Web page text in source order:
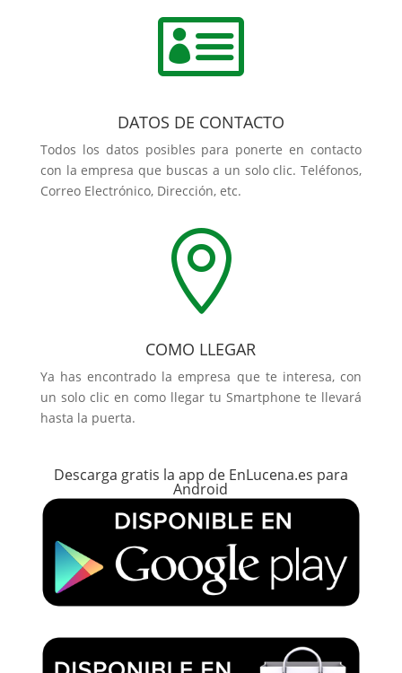

DATOS DE CONTACTO
Todos los datos posibles para ponerte en contacto
con la empresa que buscas a un solo clic. Teléfonos,
Correo Electrónico, Dirección, etc.

COMO LLEGAR
Ya has encontrado la empresa que te interesa, con
un solo clic en como llegar tu Smartphone te llevará
hasta la puerta.
Descarga gratis la app de EnLucena.es para
Android